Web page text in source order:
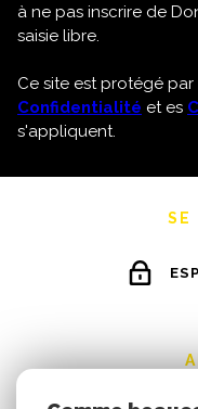
à ne pas inscrire de
saisie libre.
Ce site est protégé par
Confidentialité et es
s'appliquent.
SE